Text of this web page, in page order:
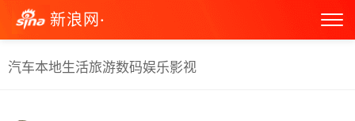
新浪网·
汽车本地生活旅游数码娱乐影视